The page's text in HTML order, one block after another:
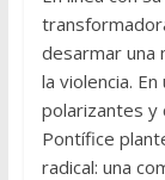
desarmar una
la violencia.
polarizantes y
Pontífice
radical: una